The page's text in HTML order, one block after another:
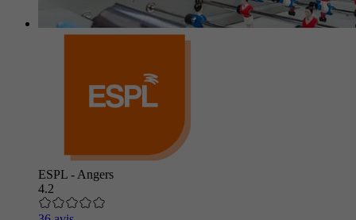
ESPL - Angers
4.2